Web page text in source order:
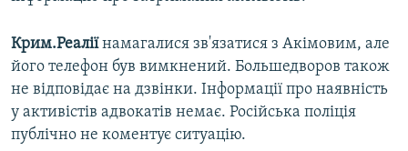
Крим.Реаліїнамагалися зв'язатися з Акімовим, але
його телефон був вимкнений. Большедворов також
не відповідає на дзвінки. Інформації про наявність
у активістів адвокатів немає. Російська поліція
публічно не коментує ситуацію.